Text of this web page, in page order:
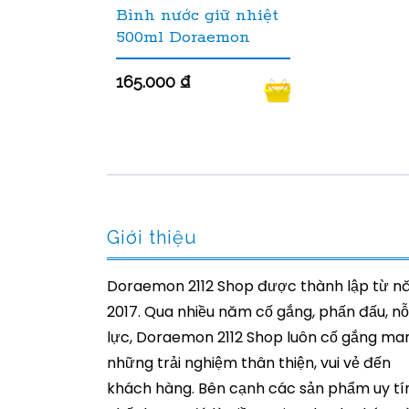
Bình nước giữ nhiệt
500ml Doraemon
165.000 ₫
Giới thiệu
Doraemon 2112 Shop được thành lập từ
2017. Qua nhiều năm cố gắng, phấn đấu, nỗ
lực, Doraemon 2112 Shop luôn cố gắng
những trải nghiệm thân thiện, vui vẻ đến
khách hàng. Bên cạnh các sản phẩm uy